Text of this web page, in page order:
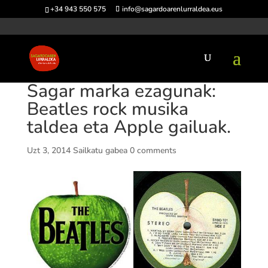
+34 943 550 575 info@sagardoarenlurraldea.eus
Sagar marka ezagunak:
Beatles rock musika
taldea eta Apple gailuak.
Uzt 3, 2014 Sailkatu gabea 0 comments